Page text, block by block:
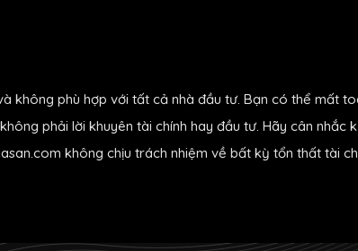
không phù hợp với tất cả nhà đầu tư. Bạn có thể mất
phải lời khuyên tài chính hay đầu tư. Hãy cân nhắc
không chịu trách nhiệm về bất kỳ tổn thất tài